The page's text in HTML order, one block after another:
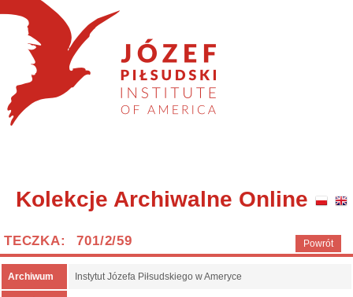
Kolekcje Archiwalne Online
Powrót
TECZKA: 701/2/59
Archiwum Instytut Józefa Piłsudskiego w Ameryce